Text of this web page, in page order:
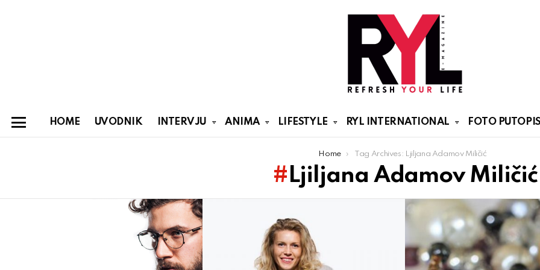
HOME UVODNIK INTERVJU ANIMA LIFESTYLE RYL INTERNATIONAL FOTO PUTOPISI
Home Tag Archives: Ljiljana Adamov Miličić
Ljiljana Adamov Miličić